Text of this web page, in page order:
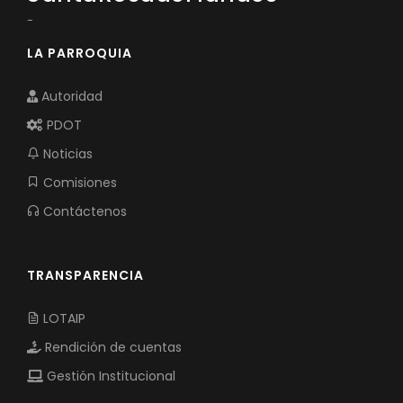
GESTIÓN ADMINISTRATIVA
Plan de desarrollo y Ordenamiento Territorial -
Plan Anual Contratación - PAC
Plan Operativo Anual - POA
Convenios Institucionales
Ejecución Presupuestaria
Obras y proyectos
-
LA PARROQUIA
Autoridad
PDOT
Noticias
Comisiones
Contáctenos
TRANSPARENCIA
LOTAIP
Rendición de cuentas
Gestión Institucional